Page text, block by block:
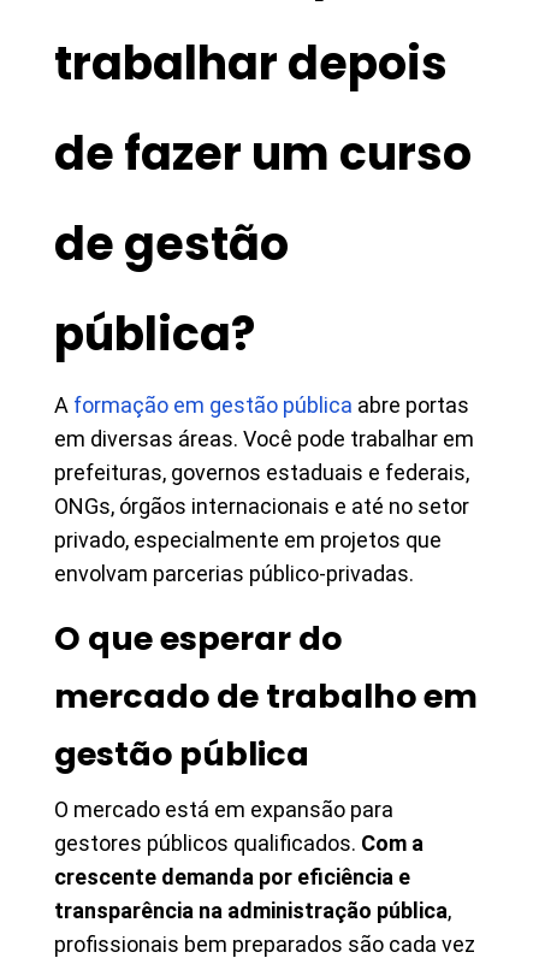
trabalhar depois
de fazer um curso
de gestão
pública?
A formação em gestão pública abre portas
em diversas áreas. Você pode trabalhar em
prefeituras, governos estaduais e federais,
ONGs, órgãos internacionais e até no setor
privado, especialmente em projetos que
envolvam parcerias público-privadas.
O que esperar do
mercado de trabalho em
gestão pública
O mercado está em expansão para
gestores públicos qualificados. Com a
crescente demanda por eficiência e
transparência na administração pública,
profissionais bem preparados são cada vez